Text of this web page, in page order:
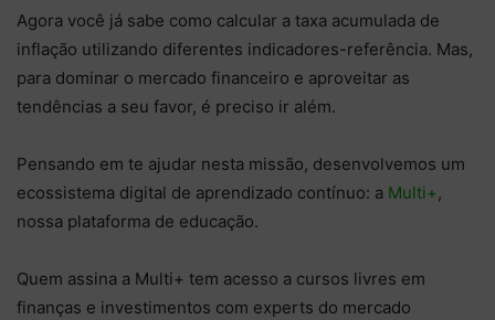
Agora você já sabe como calcular a taxa acumulada de
inflação utilizando diferentes indicadores-referência. Mas,
para dominar o mercado financeiro e aproveitar as
tendências a seu favor, é preciso ir além.
Pensando em te ajudar nesta missão, desenvolvemos um
ecossistema digital de aprendizado contínuo: a Multi+,
nossa plataforma de educação.
Quem assina a Multi+ tem acesso a cursos livres em
finanças e investimentos com experts do mercado